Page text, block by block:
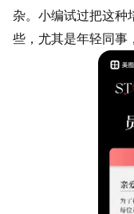
杂。小编试过把这种
些，尤其是年轻同事